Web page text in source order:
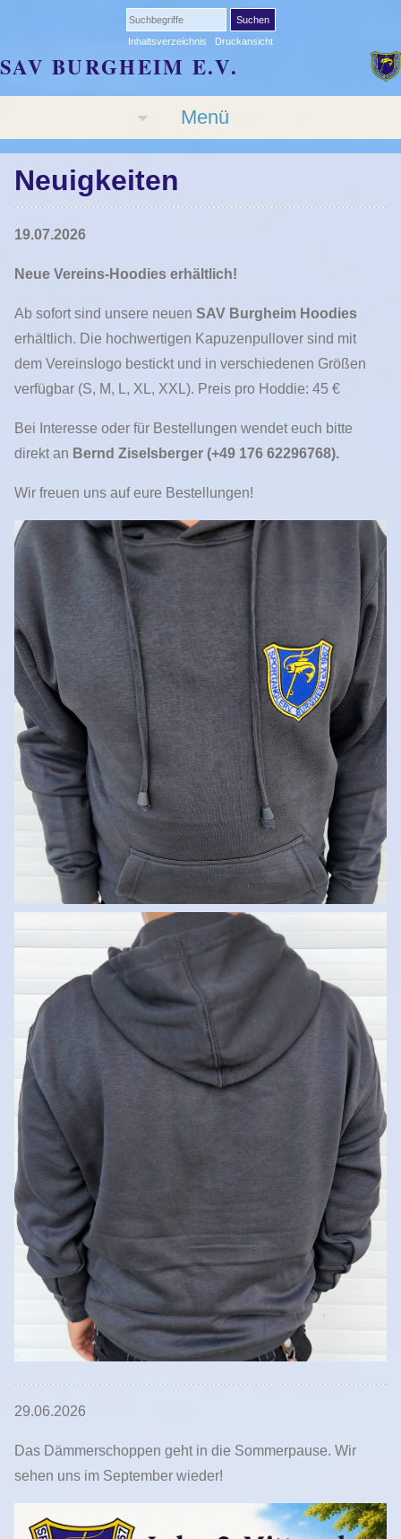
Inhaltsverzeichnis Druckansicht
SAV BURGHEIM E.V.
Menü
Neuigkeiten
19.07.2026
Neue Vereins-Hoodies erhältlich!
Ab sofort sind unsere neuen SAV Burgheim Hoodies
erhältlich. Die hochwertigen Kapuzenpullover sind mit
dem Vereinslogo bestickt und in verschiedenen Größen
verfügbar (S, M, L, XL, XXL). Preis pro Hoddie: 45 €
Bei Interesse oder für Bestellungen wendet euch bitte
direkt an Bernd Ziselsberger (+49 176 62296768).
Wir freuen uns auf eure Bestellungen!
29.06.2026
Das Dämmerschoppen geht in die Sommerpause. Wir
sehen uns im September wieder!